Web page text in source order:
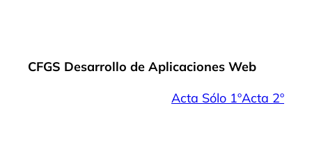
CFGS Desarrollo de Aplicaciones Web
Acta Sólo 1ºActa 2º